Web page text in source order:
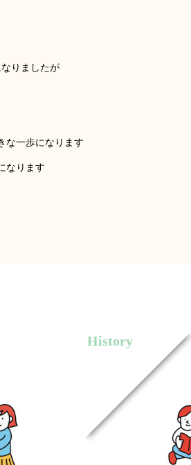
りましたが
な一歩になります
なります
History